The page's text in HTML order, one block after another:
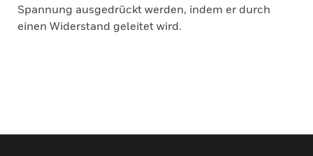
Spannung ausgedrückt werden, indem er durch
einen Widerstand geleitet wird.